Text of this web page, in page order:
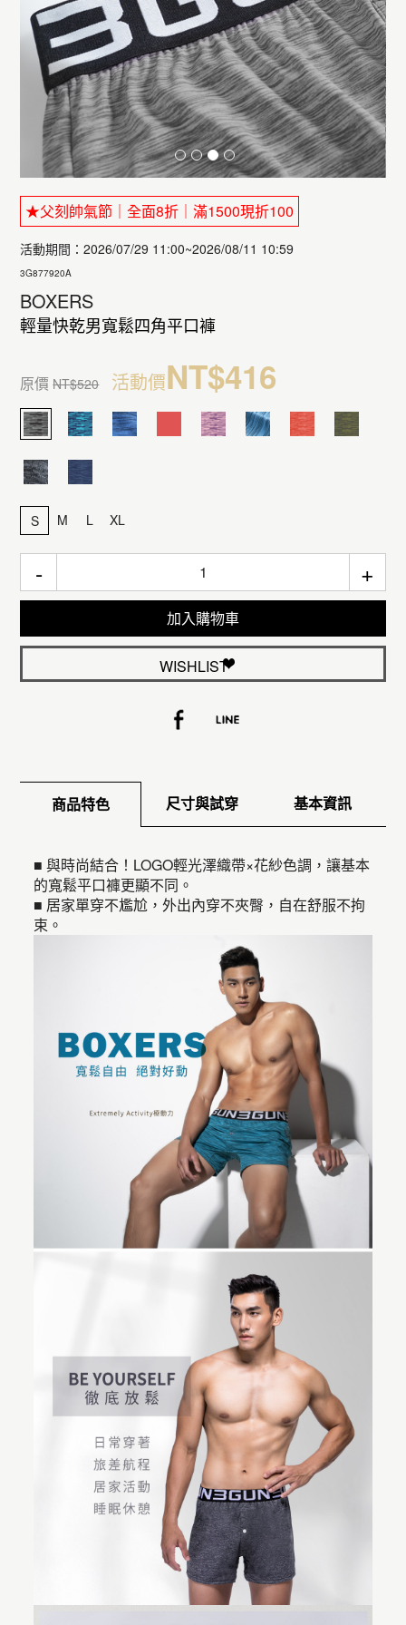
★父刻帥氣節｜全面8折｜滿1500現折100
活動期間：2026/07/29 11:00~2026/08/11 10:59
3G877920A
BOXERS
輕量快乾男寬鬆四角平口褲
原價NT$520 活動價NT$416
S M L XL
- +
加入購物車
WISHLIST
商品特色 尺寸與試穿 基本資訊
■ 與時尚結合！LOGO輕光澤織帶×花紗色調，讓基本
的寬鬆平口褲更顯不同。
■ 居家單穿不尷尬，外出內穿不夾臀，自在舒服不拘
束。